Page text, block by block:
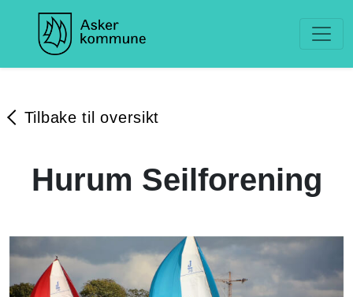
Tilbake til oversikt
Hurum Seilforening